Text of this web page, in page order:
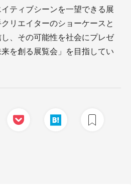
ティブシーンを一望できる展
リエイターのショーケースと
、その可能性を社会にプレゼ
を創る展覧会」を目指してい